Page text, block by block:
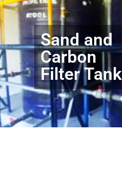
Sand and
Carbon
Filter Tank